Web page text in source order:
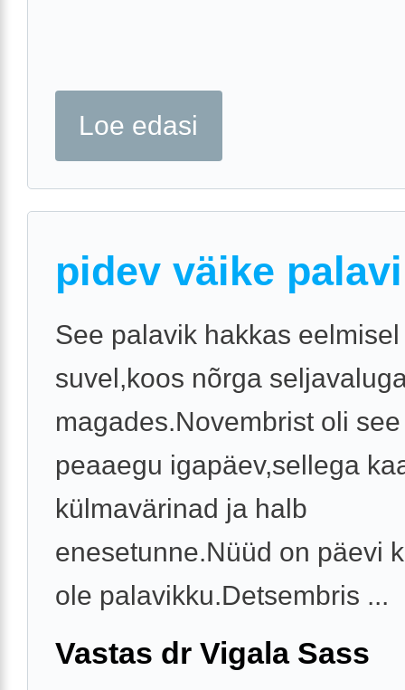
Loe edasi
pidev väike
See palavik hakkas eelmisel
suvel,koos nõrga
magades.Novembrist oli
peaaegu igapäev,sellega
külmavärinad ja halb
enesetunne.Nüüd on päevi
ole palavikku.Detsembris ...
Vastas dr Vigala Sass